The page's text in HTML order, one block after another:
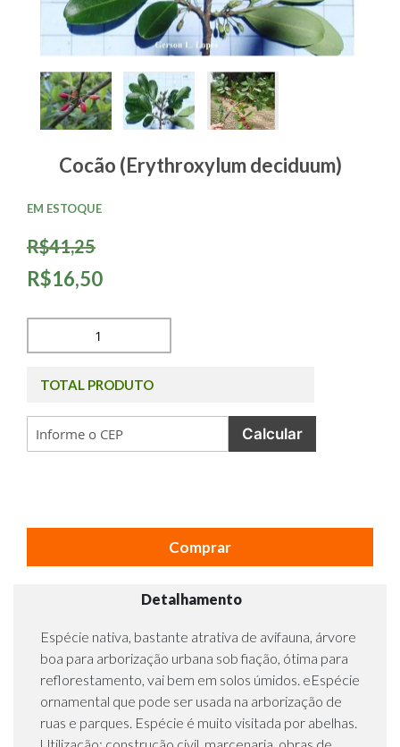
Cocão (Erythroxylum deciduum)
R$41,25
R$16,50
EM ESTOQUE
TOTAL PRODUTO
Calcular
Comprar
Detalhamento
Espécie nativa, bastante atrativa de avifauna, árvore
boa para arborização urbana sob fiação, ótima para
reflorestamento, vai bem em solos úmidos. eEspécie
ornamental que pode ser usada na arborização de
ruas e parques. Espécie é muito visitada por abelhas.
Utilização: construção civil, marcenaria, obras de